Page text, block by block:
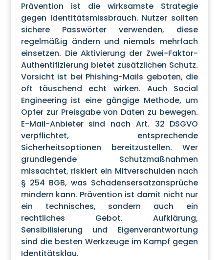
Prävention ist die wirksamste Strategie
gegen Identitätsmissbrauch. Nutzer sollten
sichere Passwörter verwenden, diese
regelmäßig ändern und niemals mehrfach
einsetzen. Die Aktivierung der Zwei-Faktor-
Authentifizierung bietet zusätzlichen Schutz.
Vorsicht ist bei Phishing-Mails geboten, die
oft täuschend echt wirken. Auch Social
Engineering ist eine gängige Methode, um
Opfer zur Preisgabe von Daten zu bewegen.
E-Mail-Anbieter sind nach Art. 32 DSGVO
verpflichtet, entsprechende
Sicherheitsoptionen bereitzustellen. Wer
grundlegende Schutzmaßnahmen
missachtet, riskiert ein Mitverschulden nach
§ 254 BGB, was Schadensersatzansprüche
mindern kann. Prävention ist damit nicht nur
ein technisches, sondern auch ein
rechtliches Gebot. Aufklärung,
Sensibilisierung und Eigenverantwortung
sind die besten Werkzeuge im Kampf gegen
Identitätsklau.